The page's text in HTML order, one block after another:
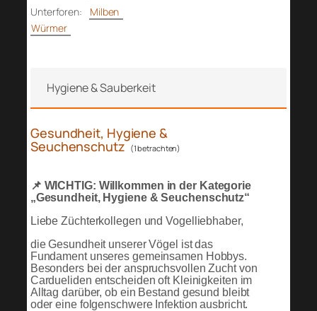
Unterforen:
Milben
Würmer
Hygiene & Sauberkeit
Gesundheit, Hygiene &
Seuchenschutz (1 betrachten)
📌 WICHTIG: Willkommen in der Kategorie
„Gesundheit, Hygiene & Seuchenschutz“
Liebe Züchterkollegen und Vogelliebhaber,
die Gesundheit unserer Vögel ist das
Fundament unseres gemeinsamen Hobbys.
Besonders bei der anspruchsvollen Zucht von
Cardueliden entscheiden oft Kleinigkeiten im
Alltag darüber, ob ein Bestand gesund bleibt
oder eine folgenschwere Infektion ausbricht.